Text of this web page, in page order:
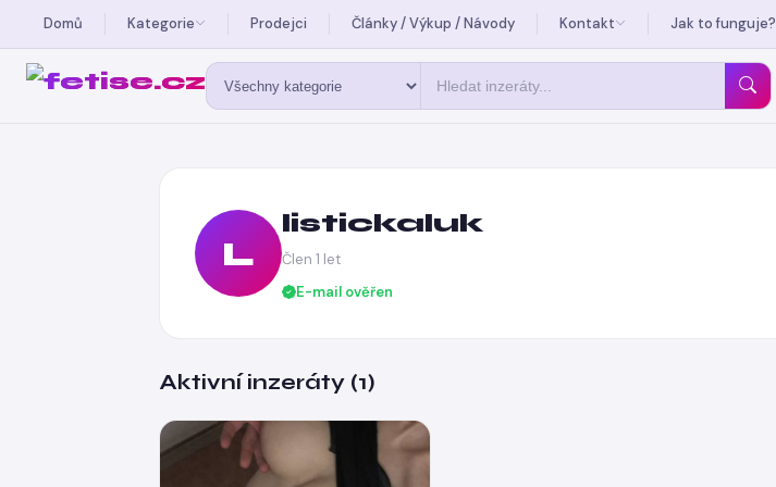
Domů Kategorie Prodejci Články / Výkup / Návody Kontakt Jak to funguje?
L
listickaluk
Člen 1 let
E-mail ověřen
Aktivní inzeráty (1)